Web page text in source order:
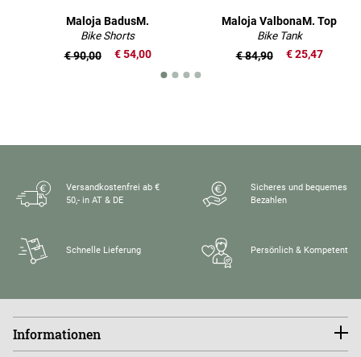
Maloja BadusM.
Bike Shorts
€ 54,00
€ 90,00
Maloja ValbonaM. Top
Bike Tank
€ 25,47
€ 84,90
Versandkostenfrei ab €
50,- in AT & DE
Sicheres und bequemes
Bezahlen
Schnelle Lieferung Persönlich & Kompetent
Informationen